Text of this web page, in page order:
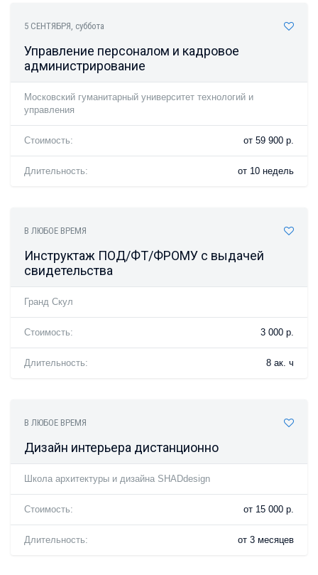
5 СЕНТЯБРЯ, суббота
Управление персоналом и кадровое
администрирование
Московский гуманитарный университет технологий и
управления
Стоимость: от 59 900 р.
Длительность: от 10 недель
В ЛЮБОЕ ВРЕМЯ
Инструктаж ПОД/ФТ/ФРОМУ с выдачей
свидетельства
Гранд Скул
Стоимость: 3 000 р.
Длительность: 8 ак. ч
В ЛЮБОЕ ВРЕМЯ
Дизайн интерьера дистанционно
Школа архитектуры и дизайна SHADdesign
Стоимость: от 15 000 р.
Длительность: от 3 месяцев